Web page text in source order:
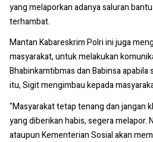
yang melaporkan adanya saluran
terhambat.
Mantan Kabareskrim Polri ini juga
masyarakat, untuk melakukan
Bhabinkamtibmas dan Babinsa
itu, Sigit mengimbau kepada
"Masyarakat tetap tenang dan jangan
yang diberikan habis, segera melapor.
ataupun Kementerian Sosial akan